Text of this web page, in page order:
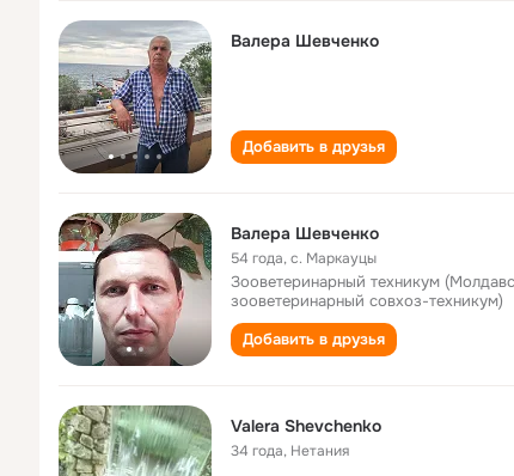
Валера Шевченко
Добавить в друзья
Валера Шевченко
54 года,с. Маркауцы
Зооветеринарный техникум
зооветеринарный совхоз-техникум)
Добавить в друзья
Valera Shevchenko
34 года, Нетания